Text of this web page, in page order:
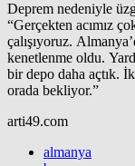
Deprem nedeniyle
“Gerçekten acımız
çalışıyoruz.
kenetlenme oldu.
bir depo daha açtık.
orada bekliyor.”
arti49.com
almanya